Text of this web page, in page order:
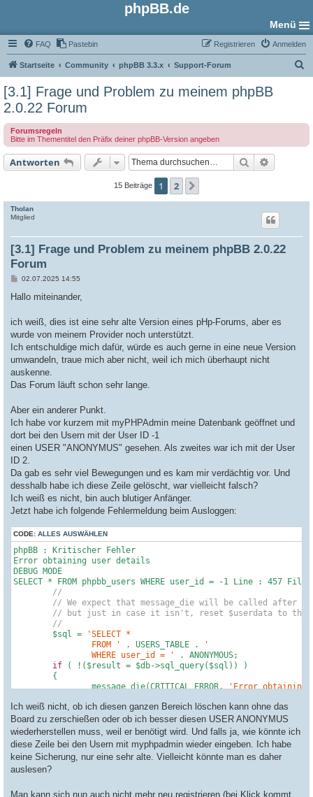
phpBB.de
Menü
FAQ Pastebin Anmelden
Registrieren
Startseite Community phpBB 3.3.x Support-Forum
[3.1] Frage und Problem zu meinem phpBB
2.0.22 Forum
Forumsregeln
Bitte im Thementitel den Präfix deiner phpBB-Version angeben
Antworten Suche
15 Beiträge 1 2
Tholan
Mitglied
[3.1] Frage und Problem zu meinem phpBB 2.0.22
Forum
B
i
a
02.07.2025 14:55
Hallo miteinander,
ich weiß, dies ist eine sehr alte Version eines pHp-Forums, aber es
wurde von meinem Provider noch unterstützt.
Ich entschuldige mich dafür, würde es auch gerne in eine neue Version
umwandeln, traue mich aber nicht, weil ich mich überhaupt nicht
auskenne.
Das Forum läuft schon sehr lange.
Aber ein anderer Punkt.
Ich habe vor kurzem mit myPHPAdmin meine Datenbank geöffnet und
dort bei den Usern mit der User ID -1
einen USER "ANONYMUS" gesehen. Als zweites war ich mit der User
ID 2.
Da gab es sehr viel Bewegungen und es kam mir verdächtig vor. Und
desshalb habe ich diese Zeile gelöscht, war vielleicht falsch?
Ich weiß es nicht, bin auch blutiger Anfänger.
Jetzt habe ich folgende Fehlermeldung beim Ausloggen:
CODE: ALLES AUSWÄHLEN
phpBB : Kritischer Fehler
Error obtaining user details
DEBUG MODE
SELECT * FROM phpbb_users WHERE user_id =
-1 Line : 457 File
//
// We expect that message_die will be called after
// but just in case it isn't, reset $userdata to the
//
	$sql =
'SELECT *
		FROM '
. USERS_TABLE .
'
		WHERE user_id = '
. ANONYMOUS;
if ( !($result = $db->sql_query($sql)) )
		message_die(CRITICAL_ERROR,
'Error obtaining
if ( !($userdata = $db->sql_fetchrow($result)) )
	{
		message_die(CRITICAL_ERROR,
'Error obtaining
	}
	$db->sql_freeresult($result);
$cookiepath, $cookiedomain, $cookiesecure);
Ich weiß nicht, ob ich diesen ganzen Bereich löschen kann ohne das
Board zu zerschießen oder ob ich besser diesen USER ANONYMUS
wiederherstellen muss, weil er benötigt wird. Und falls ja, wie könnte ich
diese Zeile bei den Usern mit myphpadmin wieder eingeben. Ich habe
keine Sicherung, nur eine sehr alte. Vielleicht könnte man es daher
auslesen?
Man kann sich nun auch nicht mehr neu registrieren (bei Klick kommt